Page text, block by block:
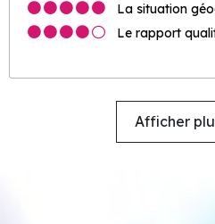
La situation
Le rapport
Afficher